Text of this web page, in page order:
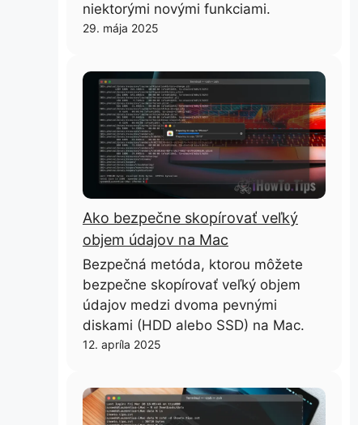
niektorými novými funkciami.
29. mája 2025
Ako bezpečne skopírovať veľký
objem údajov na Mac
Bezpečná metóda, ktorou môžete
bezpečne skopírovať veľký objem
údajov medzi dvoma pevnými
diskami (HDD alebo SSD) na Mac.
12. apríla 2025